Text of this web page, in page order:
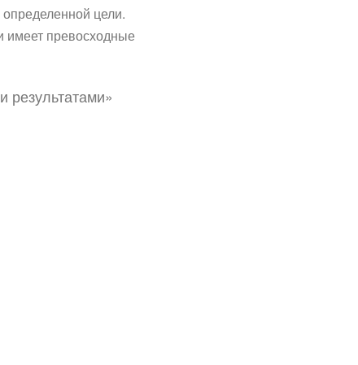
цели.
имеет превосходные
результатами»